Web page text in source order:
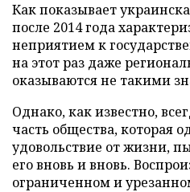
Как показывает
после 2014 года
неприятием к
на этот раз даже
оказываются не такими
Однако, как известно,
часть общества, которая
удовольствие от жизни,
его вновь и вновь.
ограниченном и